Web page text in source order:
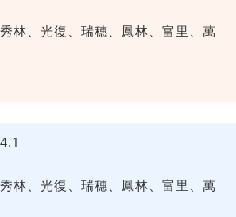
林、光復、瑞穗、鳳林、富里、萬
林、光復、瑞穗、鳳林、富里、萬